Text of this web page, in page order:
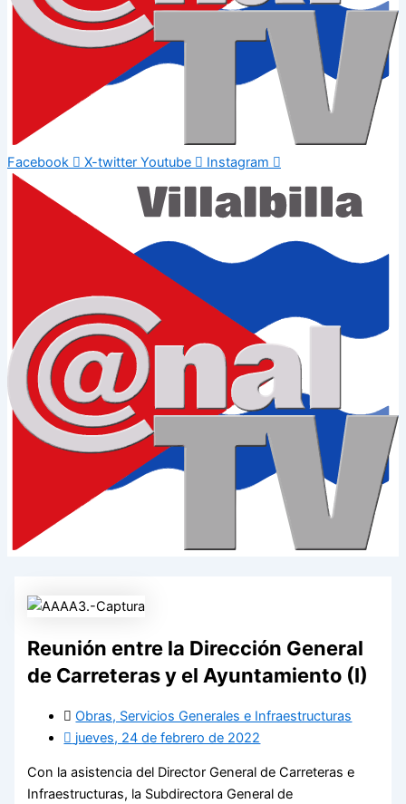
Facebook X-twitter Youtube Instagram
Reunión entre la Dirección General
de Carreteras y el Ayuntamiento (I)
Obras, Servicios Generales e Infraestructuras
jueves, 24 de febrero de 2022
Con la asistencia del Director General de Carreteras e
Infraestructuras, la Subdirectora General de